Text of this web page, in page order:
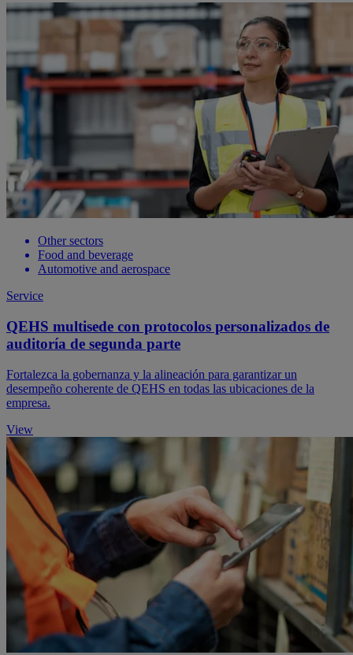
Other sectors
Food and beverage
Automotive and aerospace
Service
QEHS multisede con protocolos personalizados de
auditoría de segunda parte
Fortalezca la gobernanza y la alineación para garantizar un
desempeño coherente de QEHS en todas las ubicaciones de la
empresa.
View